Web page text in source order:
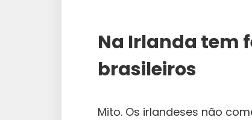
Na Irlanda tem
brasileiros
Mito. Os irlandeses não